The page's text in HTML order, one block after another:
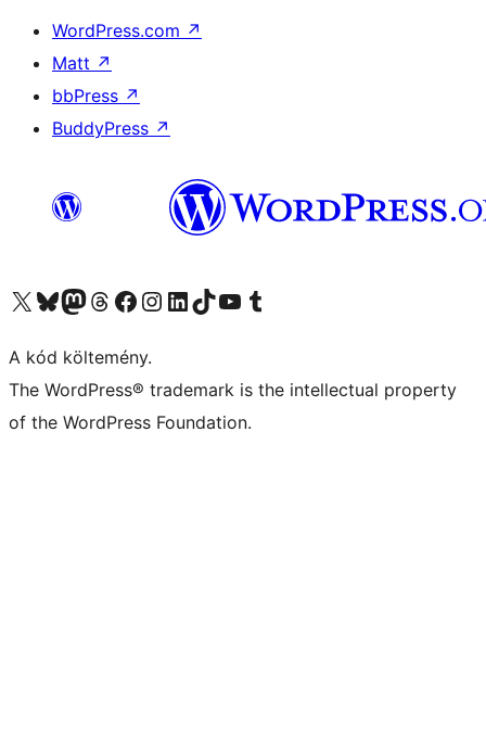
WordPress.com ↗
Matt ↗
bbPress ↗
BuddyPress ↗
Visit our X (formerly Twitter) account
Visit our Bluesky account
Twitter csatornánk
Visit our Threads account
Facebook oldalunk megtekintése
Visit our Instagram account
Visit our LinkedIn account
Visit our TikTok account
Visit our YouTube channel
Visit our Tumblr account
A kód költemény.
The WordPress® trademark is the intellectual property
of the WordPress Foundation.